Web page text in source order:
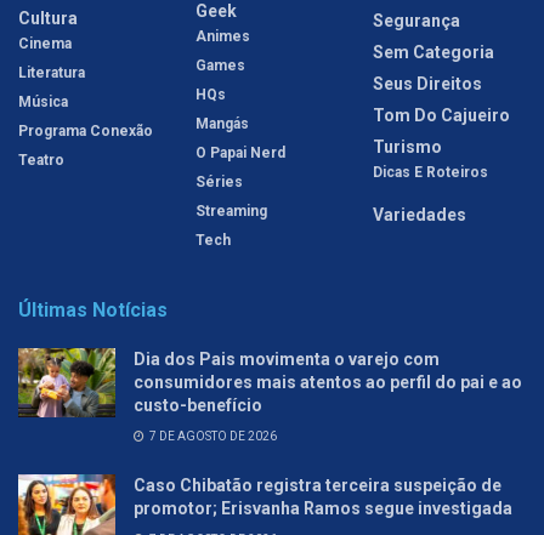
Cultura
Cinema
Literatura
Música
Programa Conexão
Teatro
Geek
Animes
Games
HQs
Mangás
O Papai Nerd
Séries
Streaming
Tech
Segurança
Sem Categoria
Seus Direitos
Tom Do Cajueiro
Turismo
Dicas E Roteiros
Variedades
Últimas Notícias
Dia dos Pais movimenta o varejo com
consumidores mais atentos ao perfil do pai e ao
custo-benefício
7 DE AGOSTO DE 2026
Caso Chibatão registra terceira suspeição de
promotor; Erisvanha Ramos segue investigada